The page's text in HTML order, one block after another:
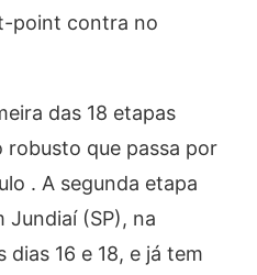
point contra no
das 18 etapas
robusto que passa por
. A segunda etapa
Jundiaí (SP), na
dias 16 e 18, e já tem